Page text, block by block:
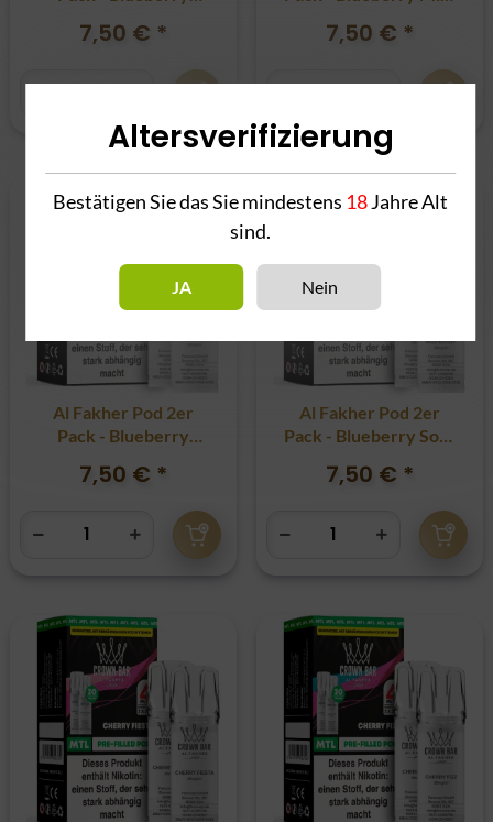
7,50 € * 7,50 € *
Al Fakher Pod 2er
Pack - Blueberry
7,50 € *
Al Fakher Pod 2er
Pack - Blueberry Sour
7,50 € *
Altersverifizierung
Bestätigen Sie das Sie mindestens 18Jahre Alt
sind.
JA Nein